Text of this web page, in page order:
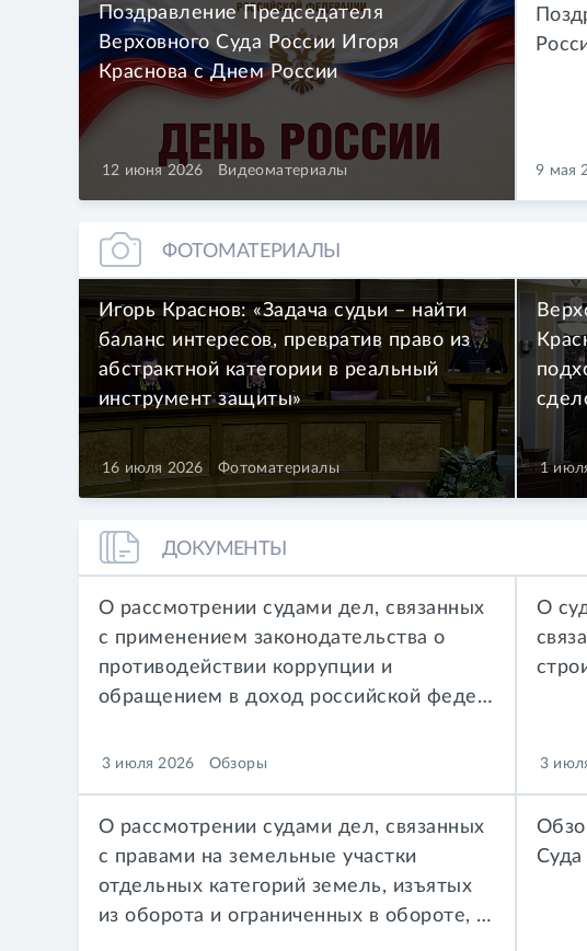
Поздравление Председателя
Верховного Суда России Игоря
Краснова с Днем России
12 июня 2026 Видеоматериалы 9 мая
ФОТОМАТЕРИАЛЫ
Игорь Краснов: «Задача судьи – найти
баланс интересов, превратив право из
абстрактной категории в реальный
инструмент защиты»
16 июля 2026 Фотоматериалы 1
ДОКУМЕНТЫ
О рассмотрении судами дел, связанных
с применением законодательства о
противодействии коррупции и
обращением в доход российской федерации имущества, приобретенного в результате нарушения
3 июля 2026 Обзоры
О
3
О рассмотрении судами дел, связанных
с правами на земельные участки
отдельных категорий земель, изъятых
из оборота и ограниченных в обороте, и с использованием таких участков